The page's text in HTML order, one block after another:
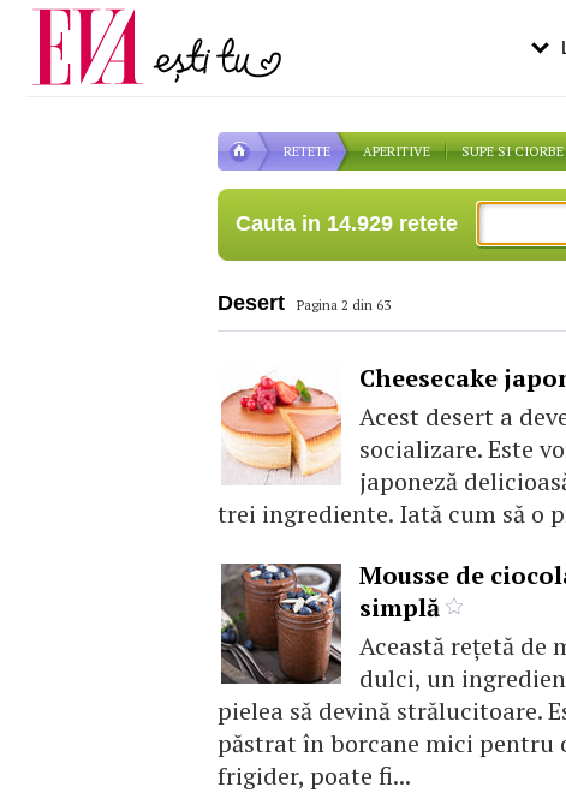
RETETE APERITIVE SUPE SI CIORBE
Cauta in 14.929 retete
Desert Pagina 2 din 63
Cheesecake
Acest desert a
socializare. Este
japoneză
trei ingrediente. Iată cum să o
Mousse de
simplă
Această rețetă de
dulci, un
pielea să devină strălucitoare.
păstrat în borcane mici pentru
frigider, poate fi...
Carieră
Actualitate